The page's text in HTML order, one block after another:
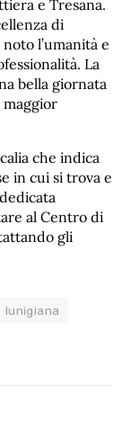
e Tresana.
di
l’umanità e
La
bella giornata
maggior
che indica
in cui si trova e
al Centro di
gli
lunigiana